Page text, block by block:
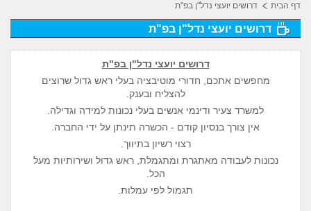
דף הבית דרושים יועצי נדל"ן בפ"ת
דרושים יועצי נדל"ן בפ"ת
דרושים יועצי נדל"ן בפ"ת
מחפשים אתכם, חדורי מוטיבציה בעלי ראש גדול שרוצים
להצליח ובענק.
למשרד צעיר ודינמי אנשים בעלי נכונות למידה וגדילה.
אין צורך בנסיון קודם - הכשרה תינתן על ידי החברה.
רצוי רשיון בתיווך.
נכונות לעבודה מאתגרת ומתגמלת, ראש גדול ושירותיות מעל
הכל.
תגמול לפי עמלות.